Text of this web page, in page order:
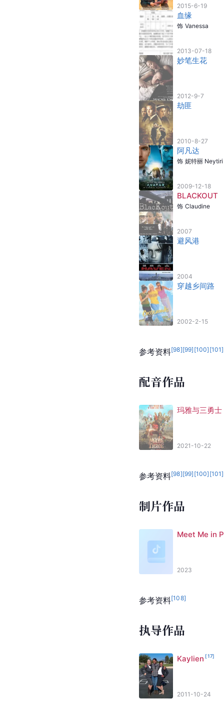
2015-6-19
血缘
饰 Vanessa
2013-07-18
妙笔生花
2012-9-7
劫匪
2010-8-27
阿凡达
饰 妮特丽 Neytiri
2009-12-18
BLACKOUT
饰 Claudine
2007
避风港
2004
穿越乡间路
2002-2-15
参考资料[98][99] [100] [101]
配音作品
玛雅与三勇士
2021-10-22
参考资料[98][99] [100] [101]
制片作品
Meet Me in
2023
参考资料[108]
执导作品
Kaylien [17]
2011-10-24